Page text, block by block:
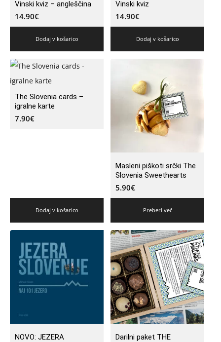
Vinski kviz – angleščina
14.90€
Dodaj v košarico
Vinski kviz
14.90€
Dodaj v košarico
The Slovenia cards –
igralne karte
7.90€
Dodaj v košarico
Masleni piškoti srčki The
Slovenia Sweethearts
5.90€
Preberi več
NOVO: JEZERA Darilni paket THE